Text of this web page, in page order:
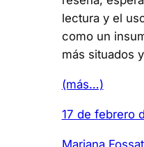
lectura y el
como un
más situados
(más…)
17 de febrero
Mariana